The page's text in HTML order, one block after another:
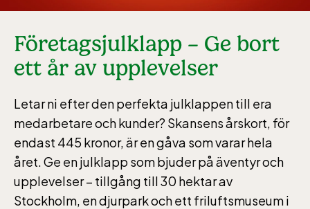
Företagsjulklapp – Ge bort
ett år av upplevelser
Letar ni efter den perfekta julklappen till era
medarbetare och kunder? Skansens årskort, för
endast 445 kronor, är en gåva som varar hela
året. Ge en julklapp som bjuder på äventyr och
upplevelser – tillgång till 30 hektar av
Stockholm, en djurpark och ett friluftsmuseum i